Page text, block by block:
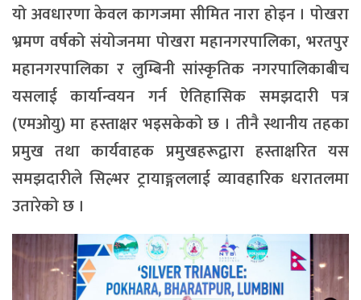
यो अवधारणा केवल कागजमा सीमित नारा होइन । पोखरा
भ्रमण वर्षको संयोजनमा पोखरा महानगरपालिका, भरतपुर
महानगरपालिका र लुम्बिनी सांस्कृतिक नगरपालिकाबीच
यसलाई कार्यान्वयन गर्न ऐतिहासिक समझदारी पत्र
(एमओयु) मा हस्ताक्षर भइसकेको छ । तीनै स्थानीय तहका
प्रमुख तथा कार्यवाहक प्रमुखहरूद्वारा हस्ताक्षरित यस
समझदारीले सिल्भर ट्रायाङ्गललाई व्यावहारिक धरातलमा
उतारेको छ ।